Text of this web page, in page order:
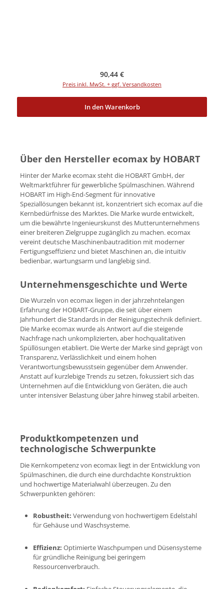
Regulärer Preis:
90,44 €
Preis inkl. MwSt. + ggf. Versandkosten
In den Warenkorb
Über den Hersteller ecomax by HOBART
Hinter der Marke ecomax steht die HOBART GmbH, der
Weltmarktführer für gewerbliche Spülmaschinen. Während
HOBART im High-End-Segment für innovative
Speziallösungen bekannt ist, konzentriert sich ecomax auf die
Kernbedürfnisse des Marktes. Die Marke wurde entwickelt,
um die bewährte Ingenieurskunst des Mutterunternehmens
einer breiteren Zielgruppe zugänglich zu machen. ecomax
vereint deutsche Maschinenbautradition mit moderner
Fertigungseffizienz und bietet Maschinen an, die intuitiv
bedienbar, wartungsarm und langlebig sind.
Unternehmensgeschichte und Werte
Die Wurzeln von ecomax liegen in der jahrzehntelangen
Erfahrung der HOBART-Gruppe, die seit über einem
Jahrhundert die Standards in der Reinigungstechnik definiert.
Die Marke ecomax wurde als Antwort auf die steigende
Nachfrage nach unkomplizierten, aber hochqualitativen
Spüllösungen etabliert. Die Werte der Marke sind geprägt von
Transparenz, Verlässlichkeit und einem hohen
Verantwortungsbewusstsein gegenüber dem Anwender.
Anstatt auf kurzlebige Trends zu setzen, fokussiert sich das
Unternehmen auf die Entwicklung von Geräten, die auch
unter intensiver Belastung über Jahre hinweg stabil arbeiten.
Produktkompetenzen und
technologische Schwerpunkte
Die Kernkompetenz von ecomax liegt in der Entwicklung von
Spülmaschinen, die durch eine durchdachte Konstruktion
und hochwertige Materialwahl überzeugen. Zu den
Schwerpunkten gehören:
Robustheit: Verwendung von hochwertigem Edelstahl
für Gehäuse und Waschsysteme.
Effizienz: Optimierte Waschpumpen und Düsensysteme
für gründliche Reinigung bei geringem
Ressourcenverbrauch.